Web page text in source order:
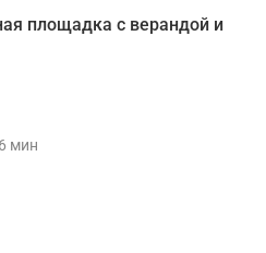
площадка с верандой и
6 мин